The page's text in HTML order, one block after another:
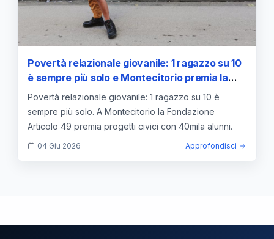
Povertà relazionale giovanile: 1 ragazzo su 10
è sempre più solo e Montecitorio premia la
cittadinanza attiva nelle scuole
Povertà relazionale giovanile: 1 ragazzo su 10 è
sempre più solo. A Montecitorio la Fondazione
Articolo 49 premia progetti civici con 40mila alunni.
04 Giu 2026 Approfondisci